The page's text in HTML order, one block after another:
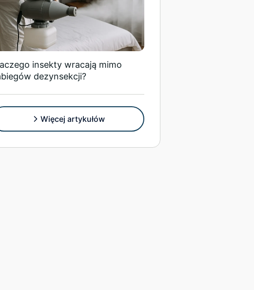
insekty wracają mimo
dezynsekcji?
Więcej artykułów